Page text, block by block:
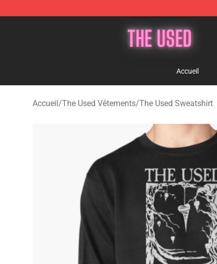
Accueil
Accueil/The Used Vêtements/The Used Sweatshirt